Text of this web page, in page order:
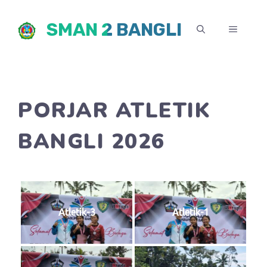
SMAN 2 BANGLI MENU
PORJAR ATLETIK
BANGLI 2026
Atletik-3 Atletik-1